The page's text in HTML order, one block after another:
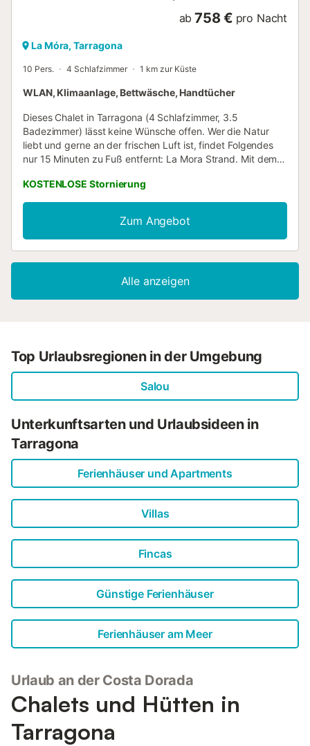
ab 758 € pro Nacht
La Móra, Tarragona
10 Pers. 4 Schlafzimmer 1 km zur Küste
WLAN, Klimaanlage, Bettwäsche, Handtücher
Dieses Chalet in Tarragona (4 Schlafzimmer, 3.5
Badezimmer) lässt keine Wünsche offen. Wer die Natur
liebt und gerne an der frischen Luft ist, findet Folgendes
nur 15 Minuten zu Fuß entfernt: La Mora Strand. Mit dem
la Mora. Setz dich hinters Steuer und unternimm ganz
entspannt Ausflüge zu nahe gelegenen
Sehenswürdigkeiten wie Tamarit Strand (9 Autominuten)
oder Strand Platja Llarga (6 Autominuten). Während deines
Aufenthalts kannst du den gleichen Komfort wie zu Hause
Bügelbrett. Freu dich außerdem über Handtücher, Seife,
Toilettenpapier und einen Haartrockner....
KOSTENLOSE Stornierung
Zum Angebot
Alle anzeigen
Top Urlaubsregionen in der Umgebung
Salou
Unterkunftsarten und Urlaubsideen in
Tarragona
Ferienhäuser und Apartments
Villas
Fincas
Günstige Ferienhäuser
Ferienhäuser am Meer
Urlaub an der Costa Dorada
Chalets und Hütten in
Tarragona